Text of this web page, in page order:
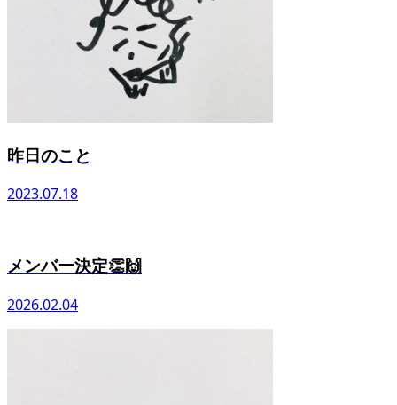
昨日のこと
2023.07.18
メンバー決定👏🙌
2026.02.04